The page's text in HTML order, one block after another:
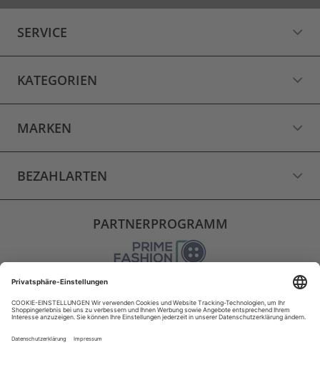
SERVICE
KATEGORIEN
MARKEN
BEZAHLARTEN
PARTNERPROGRAMM
VERSAND